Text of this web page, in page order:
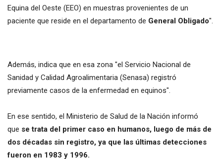
Equina del Oeste (EEO) en muestras provenientes de un
paciente que reside en el departamento de General Obligado".
Además, indica que en esa zona "el Servicio Nacional de
Sanidad y Calidad Agroalimentaria (Senasa) registró
previamente casos de la enfermedad en equinos".
En ese sentido, el Ministerio de Salud de la Nación informó
que se trata del primer caso en humanos, luego de más de
dos décadas sin registro, ya que las últimas detecciones
fueron en 1983 y 1996.